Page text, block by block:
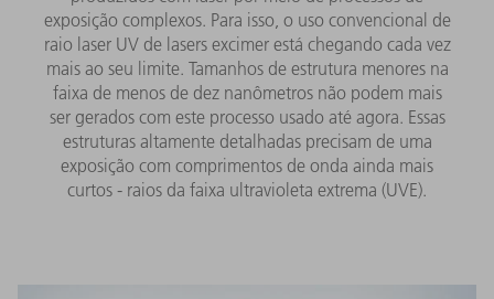
exposição complexos. Para isso, o uso convencional de
raio laser UV de lasers excimer está chegando cada vez
mais ao seu limite. Tamanhos de estrutura menores na
faixa de menos de dez nanômetros não podem mais
ser gerados com este processo usado até agora. Essas
estruturas altamente detalhadas precisam de uma
exposição com comprimentos de onda ainda mais
curtos - raios da faixa ultravioleta extrema (UVE).